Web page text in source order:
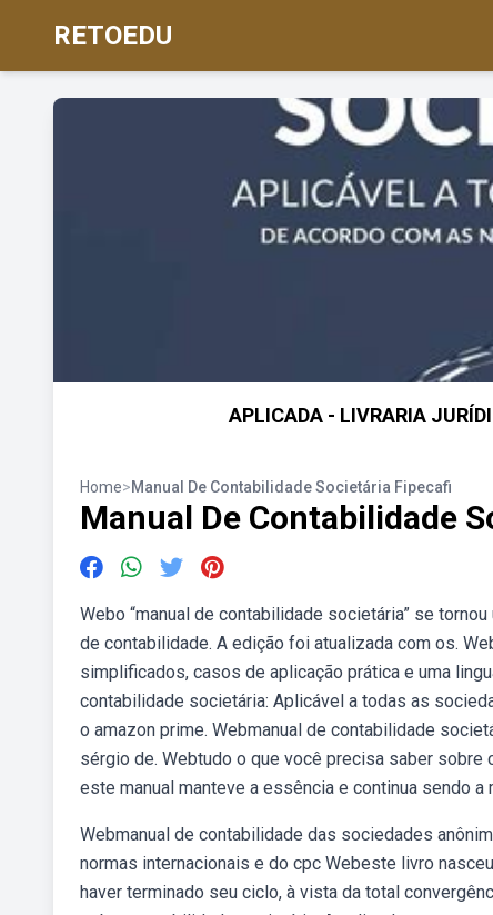
RETOEDU
APLICADA - LIVRARIA
Home>Manual De Contabilidade Societária Fipecafi
Manual De Contabilidade
Webo “manual de contabilidade societária” se
de contabilidade. A edição foi atualizada com os.
simplificados, casos de aplicação prática e uma
contabilidade societária: Aplicável a todas as
o amazon prime. Webmanual de contabilidade
sérgio de. Webtudo o que você precisa saber
este manual manteve a essência e continua sendo a
Webmanual de contabilidade das sociedades
normas internacionais e do cpc Webeste livro
haver terminado seu ciclo, à vista da total